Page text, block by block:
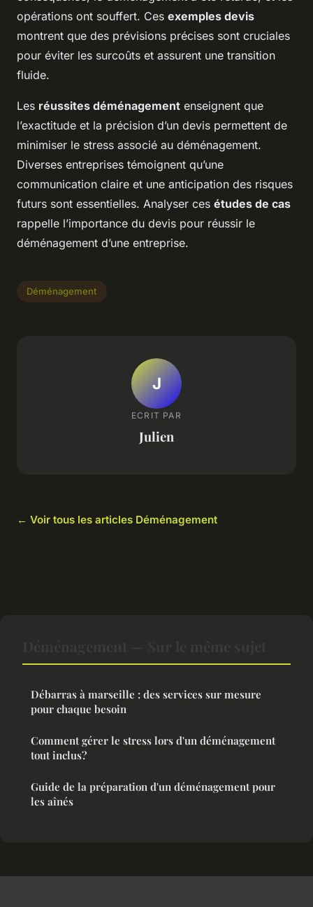
opérations ont souffert. Ces exemples devis
montrent que des prévisions précises sont cruciales
pour éviter les surcoûts et assurent une transition
fluide.
Les réussites déménagement enseignent que
l’exactitude et la précision d’un devis permettent de
minimiser le stress associé au déménagement.
Diverses entreprises témoignent qu’une
communication claire et une anticipation des risques
futurs sont essentielles. Analyser ces études de cas
rappelle l’importance du devis pour réussir le
déménagement d’une entreprise.
Déménagement
J
ECRIT PAR
Julien
← Voir tous les articles Déménagement
Débarras à marseille : des services sur mesure
pour chaque besoin
Comment gérer le stress lors d'un déménagement
tout inclus?
Guide de la préparation d'un déménagement pour
les aînés